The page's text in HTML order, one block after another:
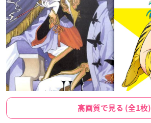
高画質で見る (全1枚)